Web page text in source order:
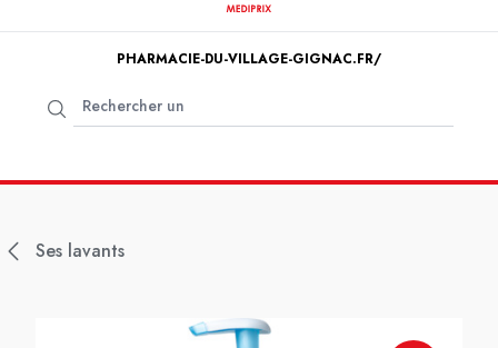
PHARMACIE-DU-VILLAGE-GIGNAC.FR/
Ses lavants